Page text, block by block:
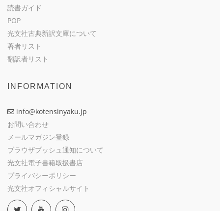
読書ガイド
POP
光文社古典新訳文庫について
著者リスト
翻訳者リスト
INFORMATION
info@kotensinyaku.jp
お問い合わせ
メールマガジン登録
ブラウザプッシュ通知について
光文社電子書籍取扱書店
プライバシーポリシー
光文社オフィシャルサイト